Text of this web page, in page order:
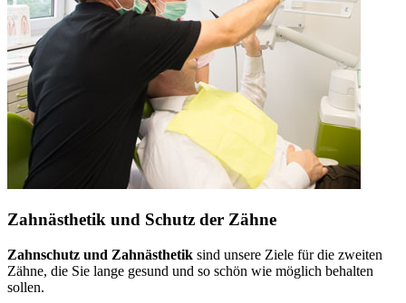
Zahnästhetik und Schutz der Zähne
Zahnschutz und Zahnästhetik sind unsere Ziele für die zweiten
Zähne, die Sie lange gesund und so schön wie möglich behalten
sollen.